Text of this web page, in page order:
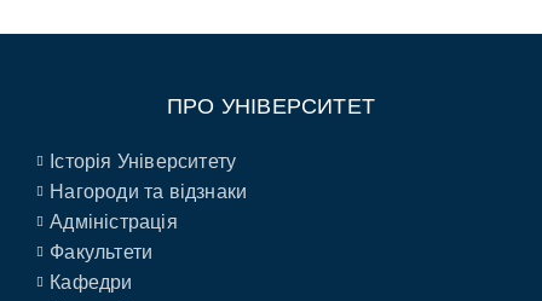
ПРО УНІВЕРСИТЕТ
Історія Університету
Нагороди та відзнаки
Адміністрація
Факультети
Кафедри